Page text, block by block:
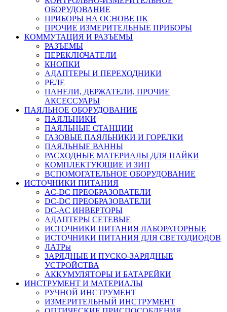
ОБОРУДОВАНИЕ
ПРИБОРЫ НА ОСНОВЕ ПК
ПРОЧИЕ ИЗМЕРИТЕЛЬНЫЕ ПРИБОРЫ
КОММУТАЦИЯ И РАЗЪЕМЫ
РАЗЪЕМЫ
ПЕРЕКЛЮЧАТЕЛИ
КНОПКИ
АДАПТЕРЫ И ПЕРЕХОДНИКИ
РЕЛЕ
ПАНЕЛИ, ДЕРЖАТЕЛИ, ПРОЧИЕ
АКСЕССУАРЫ
ПАЯЛЬНОЕ ОБОРУДОВАНИЕ
ПАЯЛЬНИКИ
ПАЯЛЬНЫЕ СТАНЦИИ
ГАЗОВЫЕ ПАЯЛЬНИКИ И ГОРЕЛКИ
ПАЯЛЬНЫЕ ВАННЫ
РАСХОДНЫЕ МАТЕРИАЛЫ ДЛЯ ПАЙКИ
КОМПЛЕКТУЮЩИЕ И ЗИП
ВСПОМОГАТЕЛЬНОЕ ОБОРУДОВАНИЕ
ИСТОЧНИКИ ПИТАНИЯ
AC-DC ПРЕОБРАЗОВАТЕЛИ
DC-DC ПРЕОБРАЗОВАТЕЛИ
DC-AC ИНВЕРТОРЫ
АДАПТЕРЫ СЕТЕВЫЕ
ИСТОЧНИКИ ПИТАНИЯ ЛАБОРАТОРНЫЕ
ИСТОЧНИКИ ПИТАНИЯ ДЛЯ СВЕТОДИОДОВ
ЛАТРы
ЗАРЯДНЫЕ И ПУСКО-ЗАРЯДНЫЕ
УСТРОЙСТВА
АККУМУЛЯТОРЫ И БАТАРЕЙКИ
ИНСТРУМЕНТ И МАТЕРИАЛЫ
РУЧНОЙ ИНСТРУМЕНТ
ИЗМЕРИТЕЛЬНЫЙ ИНСТРУМЕНТ